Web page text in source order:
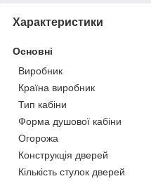
Характеристики
Основні
Виробник
Країна виробник
Тип кабіни
Форма душової кабіни
Огорожа
Конструкція дверей
Кількість стулок дверей